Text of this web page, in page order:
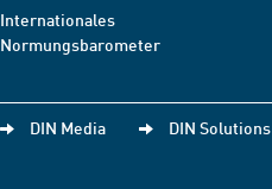
Internationales
Normungsbarometer
DIN Media DIN Solutions